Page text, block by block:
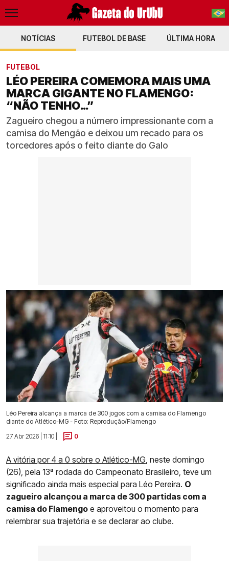
PT-BR
NOTÍCIAS FUTEBOL DE BASE ÚLTIMA HORA
FUTEBOL
LÉO PEREIRA COMEMORA MAIS UMA
MARCA GIGANTE NO FLAMENGO:
“NÃO TENHO…”
Zagueiro chegou a número impressionante com a
camisa do Mengão e deixou um recado para os
torcedores após o feito diante do Galo
Léo Pereira alcança a marca de 300 jogos com a camisa do Flamengo
diante do Atlético-MG - Foto: Reprodução/Flamengo
27 Abr 2026 | 11:10 |
0
A vitória por 4 a 0 sobre o Atlético-MG, neste domingo
(26), pela 13ª rodada do Campeonato Brasileiro, teve um
significado ainda mais especial para Léo Pereira. O
zagueiro alcançou a marca de 300 partidas com a
camisa do Flamengo e aproveitou o momento para
relembrar sua trajetória e se declarar ao clube.